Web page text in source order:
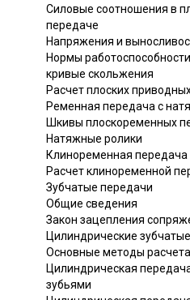
Силовые соотношения в
передаче
Напряжения и
Нормы
кривые скольжения
Расчет плоских
Ременная передача с
Шкивы плоскоременных
Натяжные ролики
Клиноременная передача
Расчет клиноременной
Зубчатые передачи
Общие сведения
Закон зацепления
Цилиндрические
Основные методы расчета
Цилиндрическая
зубьями